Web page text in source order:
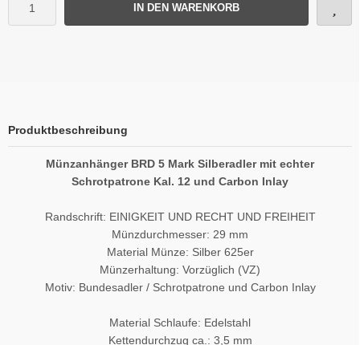
IN DEN WARENKORB
Produktbeschreibung
Münzanhänger BRD 5 Mark Silberadler mit echter
Schrotpatrone Kal. 12 und Carbon Inlay
Randschrift: EINIGKEIT UND RECHT UND FREIHEIT
Münzdurchmesser: 29 mm
Material Münze: Silber 625er
Münzerhaltung: Vorzüglich (VZ)
Motiv: Bundesadler / Schrotpatrone und Carbon Inlay
Material Schlaufe: Edelstahl
Kettendurchzug ca.: 3,5 mm